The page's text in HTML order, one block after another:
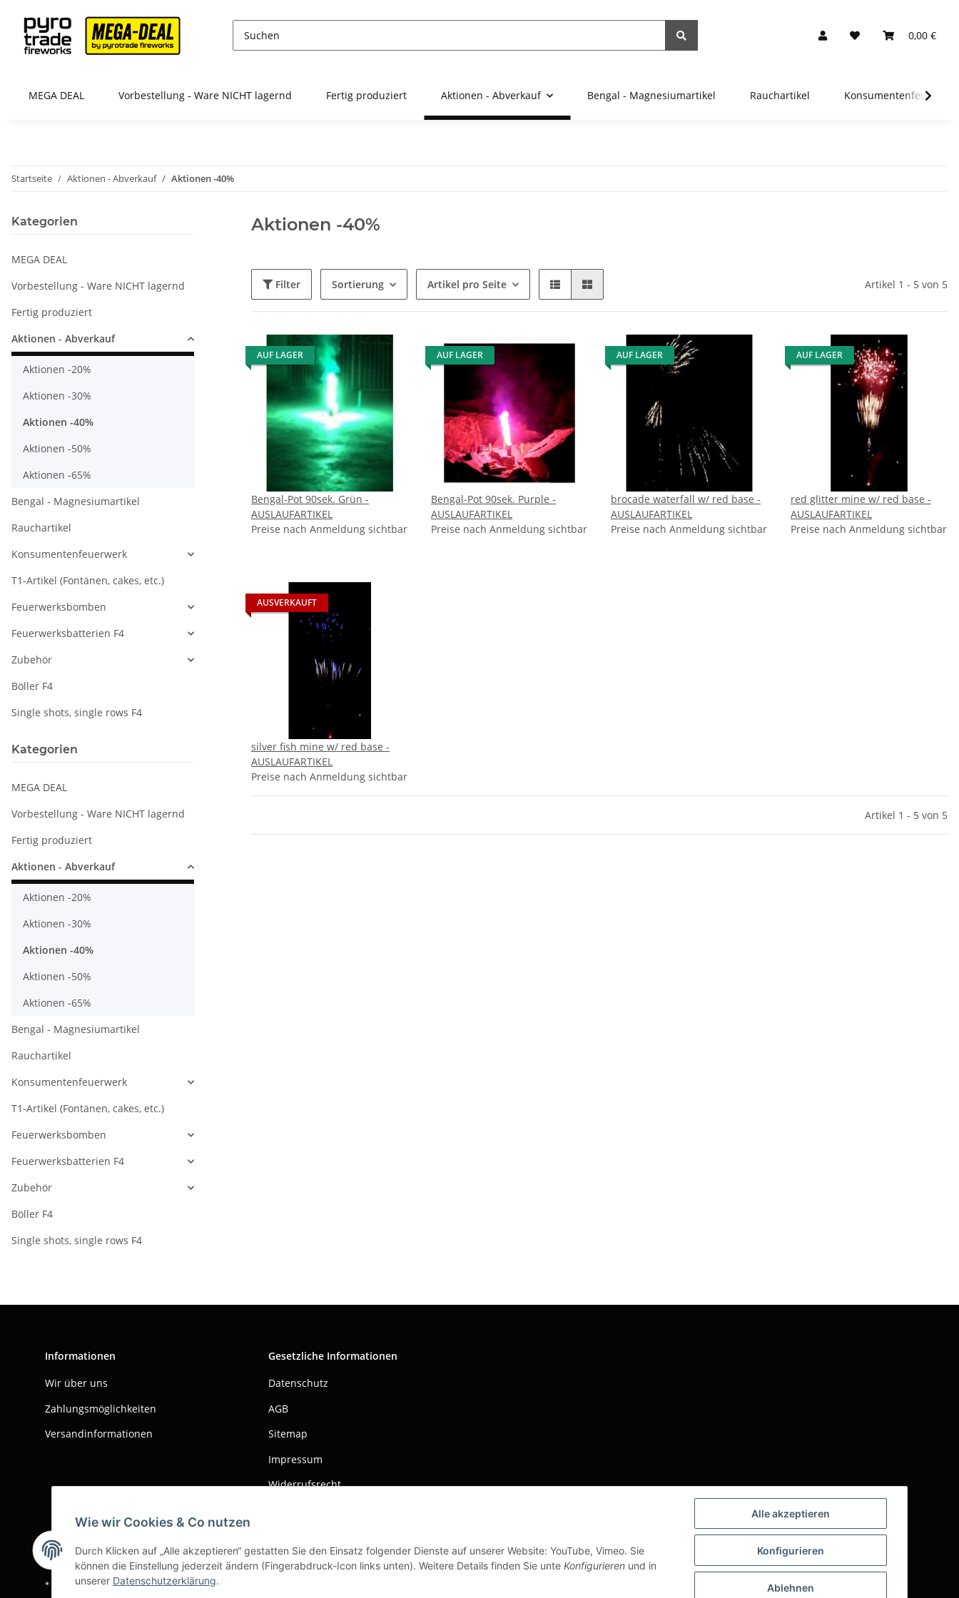
0,00 €
MEGA DEAL Vorbestellung - Ware NICHT lagernd Fertig produziert Aktionen - Abverkauf Bengal - Magnesiumartikel Rauchartikel Konsumentenfeuerwerk
Startseite Aktionen - Abverkauf Aktionen -40%
Aktionen -40%
Filter Sortierung Artikel pro Seite Artikel 1 - 5 von 5
AUF LAGER
Bengal-Pot 90sek. Grün -
AUSLAUFARTIKEL
Preise nach Anmeldung sichtbar
AUF LAGER
Bengal-Pot 90sek. Purple -
AUSLAUFARTIKEL
Preise nach Anmeldung sichtbar
AUF LAGER
brocade waterfall w/ red base -
AUSLAUFARTIKEL
Preise nach Anmeldung sichtbar
AUF LAGER
red glitter mine w/ red base -
AUSLAUFARTIKEL
Preise nach Anmeldung sichtbar
AUSVERKAUFT
silver fish mine w/ red base -
AUSLAUFARTIKEL
Preise nach Anmeldung sichtbar
Artikel 1 - 5 von 5
Kategorien
MEGA DEAL
Vorbestellung - Ware NICHT lagernd
Fertig produziert
Aktionen - Abverkauf
Aktionen -20%
Aktionen -30%
Aktionen -40%
Aktionen -50%
Aktionen -65%
Bengal - Magnesiumartikel
Rauchartikel
Konsumentenfeuerwerk
T1-Artikel (Fontänen, cakes, etc.)
Feuerwerksbomben
Feuerwerksbatterien F4
Zubehör
Böller F4
Single shots, single rows F4
Kategorien
MEGA DEAL
Vorbestellung - Ware NICHT lagernd
Fertig produziert
Aktionen - Abverkauf
Aktionen -20%
Aktionen -30%
Aktionen -40%
Aktionen -50%
Aktionen -65%
Bengal - Magnesiumartikel
Rauchartikel
Konsumentenfeuerwerk
T1-Artikel (Fontänen, cakes, etc.)
Feuerwerksbomben
Feuerwerksbatterien F4
Zubehör
Böller F4
Single shots, single rows F4
Informationen
Wir über uns
Zahlungsmöglichkeiten
Versandinformationen
Gesetzliche Informationen
Datenschutz
AGB
Sitemap
Impressum
Widerrufsrecht
*
Wie wir Cookies & Co nutzen
Durch Klicken auf „Alle akzeptieren“ gestatten Sie den Einsatz folgender Dienste auf unserer Website: YouTube, Vimeo. Sie
können die Einstellung jederzeit ändern (Fingerabdruck-Icon links unten). Weitere Details finden Sie unte Konfigurieren und in
unserer Datenschutzerklärung.
Alle akzeptieren
Konfigurieren
Ablehnen